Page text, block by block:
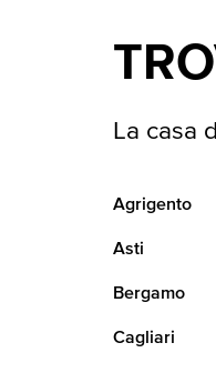
La casa
Agrigento
Asti
Bergamo
Cagliari